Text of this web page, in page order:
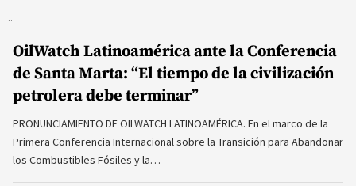
OilWatch Latinoamérica ante la Conferencia
de Santa Marta: “El tiempo de la civilización
petrolera debe terminar”
PRONUNCIAMIENTO DE OILWATCH LATINOAMÉRICA. En el marco de la
Primera Conferencia Internacional sobre la Transición para Abandonar
los Combustibles Fósiles y la…